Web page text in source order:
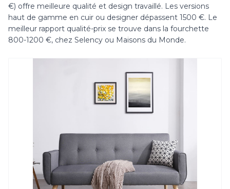
€) offre meilleure qualité et design travaillé. Les versions
haut de gamme en cuir ou designer dépassent 1500 €. Le
meilleur rapport qualité-prix se trouve dans la fourchette
800-1200 €, chez Selency ou Maisons du Monde.